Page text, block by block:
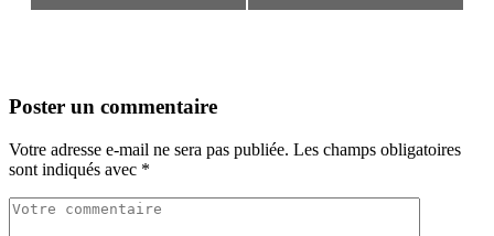
Poster un commentaire
Votre adresse e-mail ne sera pas publiée. Les champs obligatoires
sont indiqués avec *